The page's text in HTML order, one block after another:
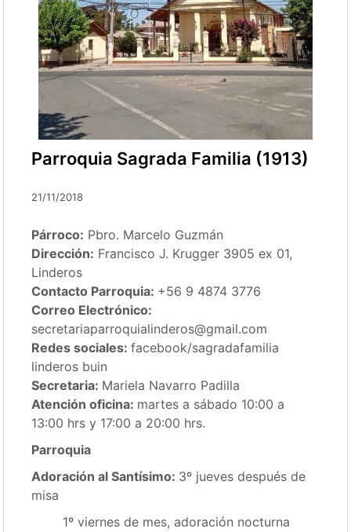
Parroquia Sagrada Familia (1913)
21/11/2018
Párroco: Pbro. Marcelo Guzmán
Dirección: Francisco J. Krugger 3905 ex 01,
Linderos
Contacto Parroquia: +56 9 4874 3776
Correo Electrónico:
secretariaparroquialinderos@gmail.com
Redes sociales:facebook/sagradafamilia
linderos buin
Secretaria: Mariela Navarro Padilla
Atención oficina: martes a sábado 10:00 a
13:00 hrs y 17:00 a 20:00 hrs.
Parroquia
Adoración al Santísimo: 3º jueves después de
misa
1º viernes de mes, adoración nocturna